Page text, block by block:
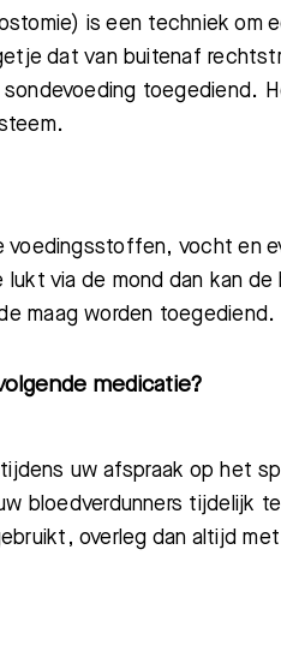
is een techniek om
dat van buitenaf
toegediend.
voedingsstoffen, vocht en
via de mond dan kan
maag worden toegediend.
medicatie?
uw afspraak op het
bloedverdunners tijdelijk
overleg dan altijd